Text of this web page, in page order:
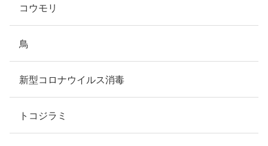
コウモリ
鳥
新型コロナウイルス消毒
トコジラミ